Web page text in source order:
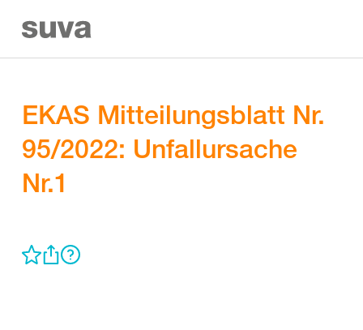
EKAS Mitteilungsblatt Nr.
95/2022: Unfallursache
Nr.1